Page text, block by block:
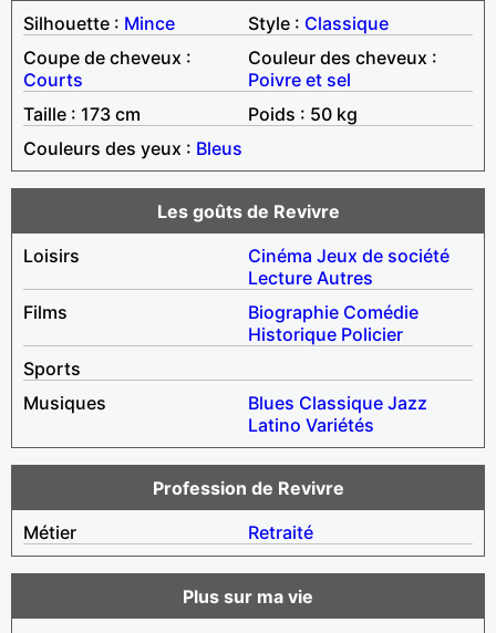
Silhouette : Mince Style : Classique
Coupe de cheveux :
Courts
Couleur des cheveux :
Poivre et sel
Taille : 173 cm
Poids : 50 kg
Couleurs des yeux : Bleus
Les goûts de Revivre
Loisirs
Cinéma Jeux de société
Lecture Autres
Films
Biographie Comédie
Historique Policier
Sports
Musiques
Blues Classique Jazz
Latino Variétés
Profession de Revivre
Métier
Retraité
Plus sur ma vie